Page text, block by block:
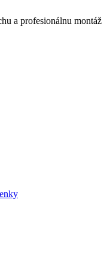
a profesionálnu montáž